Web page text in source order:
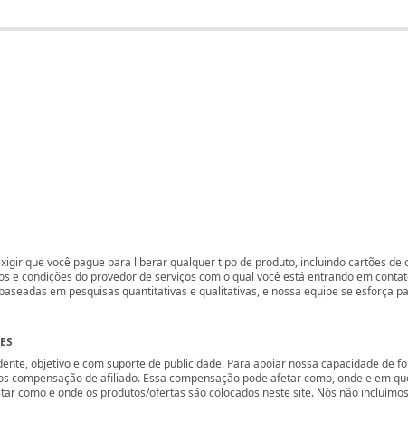
que você pague para liberar qualquer tipo de produto, incluindo cartões
e condições do provedor de serviços com o qual você está entrando em
em pesquisas quantitativas e qualitativas, e nossa equipe se esforça
objetivo e com suporte de publicidade. Para apoiar nossa capacidade
compensação de afiliado. Essa compensação pode afetar como, onde e
como e onde os produtos/ofertas são colocados neste site. Nós não